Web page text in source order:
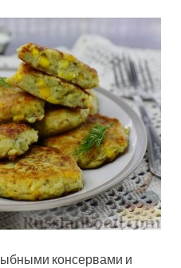
консервами и